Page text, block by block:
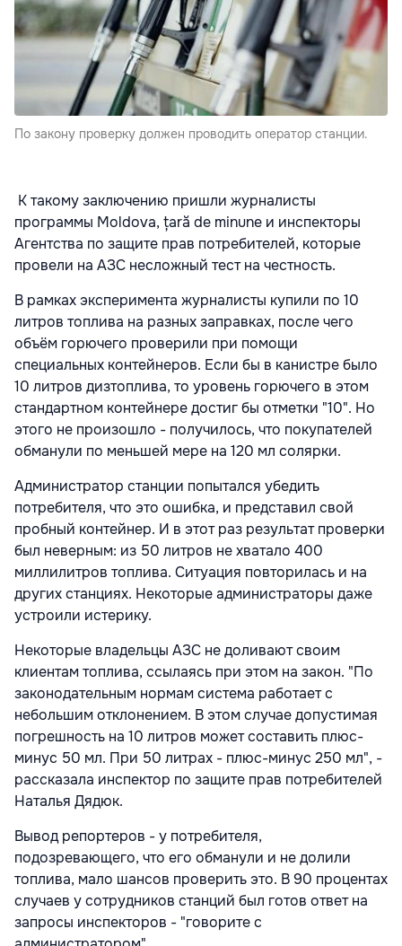
По закону проверку должен проводить оператор станции.
К такому заключению пришли журналисты
программы Moldova, țară de minune и инспекторы
Агентства по защите прав потребителей, которые
провели на АЗС несложный тест на честность.
В рамках эксперимента журналисты купили по 10
литров топлива на разных заправках, после чего
объём горючего проверили при помощи
специальных контейнеров. Если бы в канистре было
10 литров дизтоплива, то уровень горючего в этом
стандартном контейнере достиг бы отметки "10". Но
этого не произошло - получилось, что покупателей
обманули по меньшей мере на 120 мл солярки.
Администратор станции попытался убедить
потребителя, что это ошибка, и представил свой
пробный контейнер. И в этот раз результат проверки
был неверным: из 50 литров не хватало 400
миллилитров топлива. Ситуация повторилась и на
других станциях. Некоторые администраторы даже
устроили истерику.
Некоторые владельцы АЗС не доливают своим
клиентам топлива, ссылаясь при этом на закон. "По
законодательным нормам система работает с
небольшим отклонением. В этом случае допустимая
погрешность на 10 литров может составить плюс-
минус 50 мл. При 50 литрах - плюс-минус 250 мл", -
рассказала инспектор по защите прав потребителей
Наталья Дядюк.
Вывод репортеров - у потребителя,
подозревающего, что его обманули и не долили
топлива, мало шансов проверить это. В 90 процентах
случаев у сотрудников станций был готов ответ на
запросы инспекторов - "говорите с